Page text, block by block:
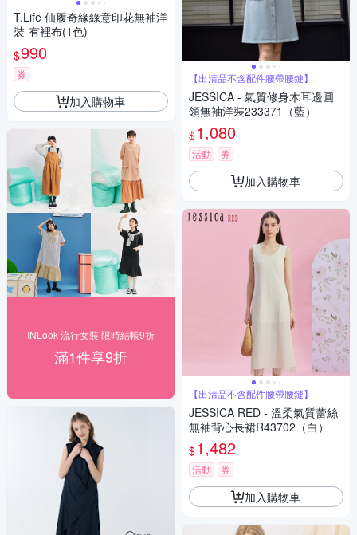
T.Life 仙履奇緣綠意印花無袖洋
裝-有裡布(1色)
$990
券
加入購物車
INLook 流行女裝 限時結帳9折
滿1件享9折
【出清品不含配件腰帶腰鏈】
JESSICA - 氣質修身木耳邊圓
領無袖洋裝233371（藍）
$1,080
活動 券
加入購物車
【出清品不含配件腰帶腰鏈】
JESSICA RED - 溫柔氣質蕾絲
無袖背心長裙R43702（白）
$1,482
活動 券
加入購物車